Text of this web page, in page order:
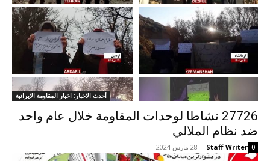
أحدث الاخبار: اخبار المقاومة الايرانية
27726 نشاطا لوحدات المقاومة خلال عام واحد
ضد نظام الملالي
Staff Writer
- 28 مارس 2024 0